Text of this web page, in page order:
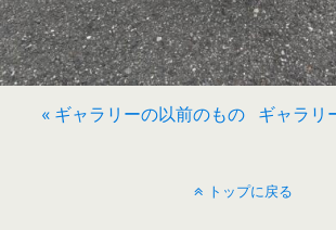
« ギャラリーの以前のもの ギャラリ
トップに戻る